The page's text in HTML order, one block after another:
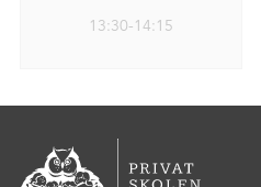
13:30-14:15